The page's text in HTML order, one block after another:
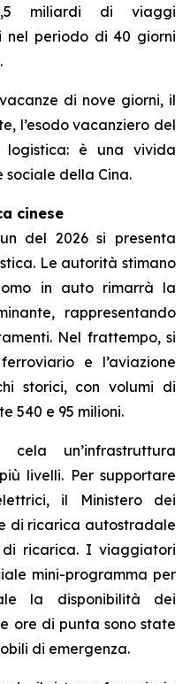
miliardi di viaggi
nel periodo di 40 giorni
di nove giorni, il
l’esodo vacanziero del
logistica: è una vivida
sociale della Cina.
cinese
del 2026 si presenta
Le autorità stimano
in auto rimarrà la
rappresentando
Nel frattempo, si
e l’aviazione
storici, con volumi di
540 e 95 milioni.
un’infrastruttura
livelli. Per supportare
il Ministero dei
di ricarica autostradale
ricarica. I viaggiatori
mini-programma per
la disponibilità dei
ore di punta sono state
di emergenza.